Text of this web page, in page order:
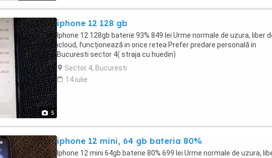
5
iphone 12 128 gb
Iphone 12 128gb baterie 93% 849 lei Urme normale de uzura, liber
icloud, funcționează in orice retea Prefer predare personală in
Bucuresti sector 4( straja cu huedin)
Sector 4, Bucuresti
14 iulie
iphone 12 mini, 64 gb bateria 80%
Iphone 12 mini 64gb baterie 80% 699 lei Urme normale de uzura,